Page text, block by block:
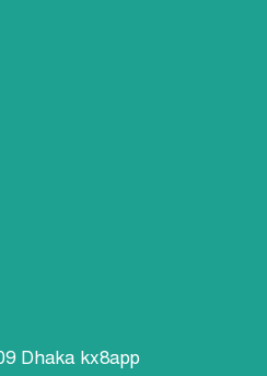
Dhaka kx8app